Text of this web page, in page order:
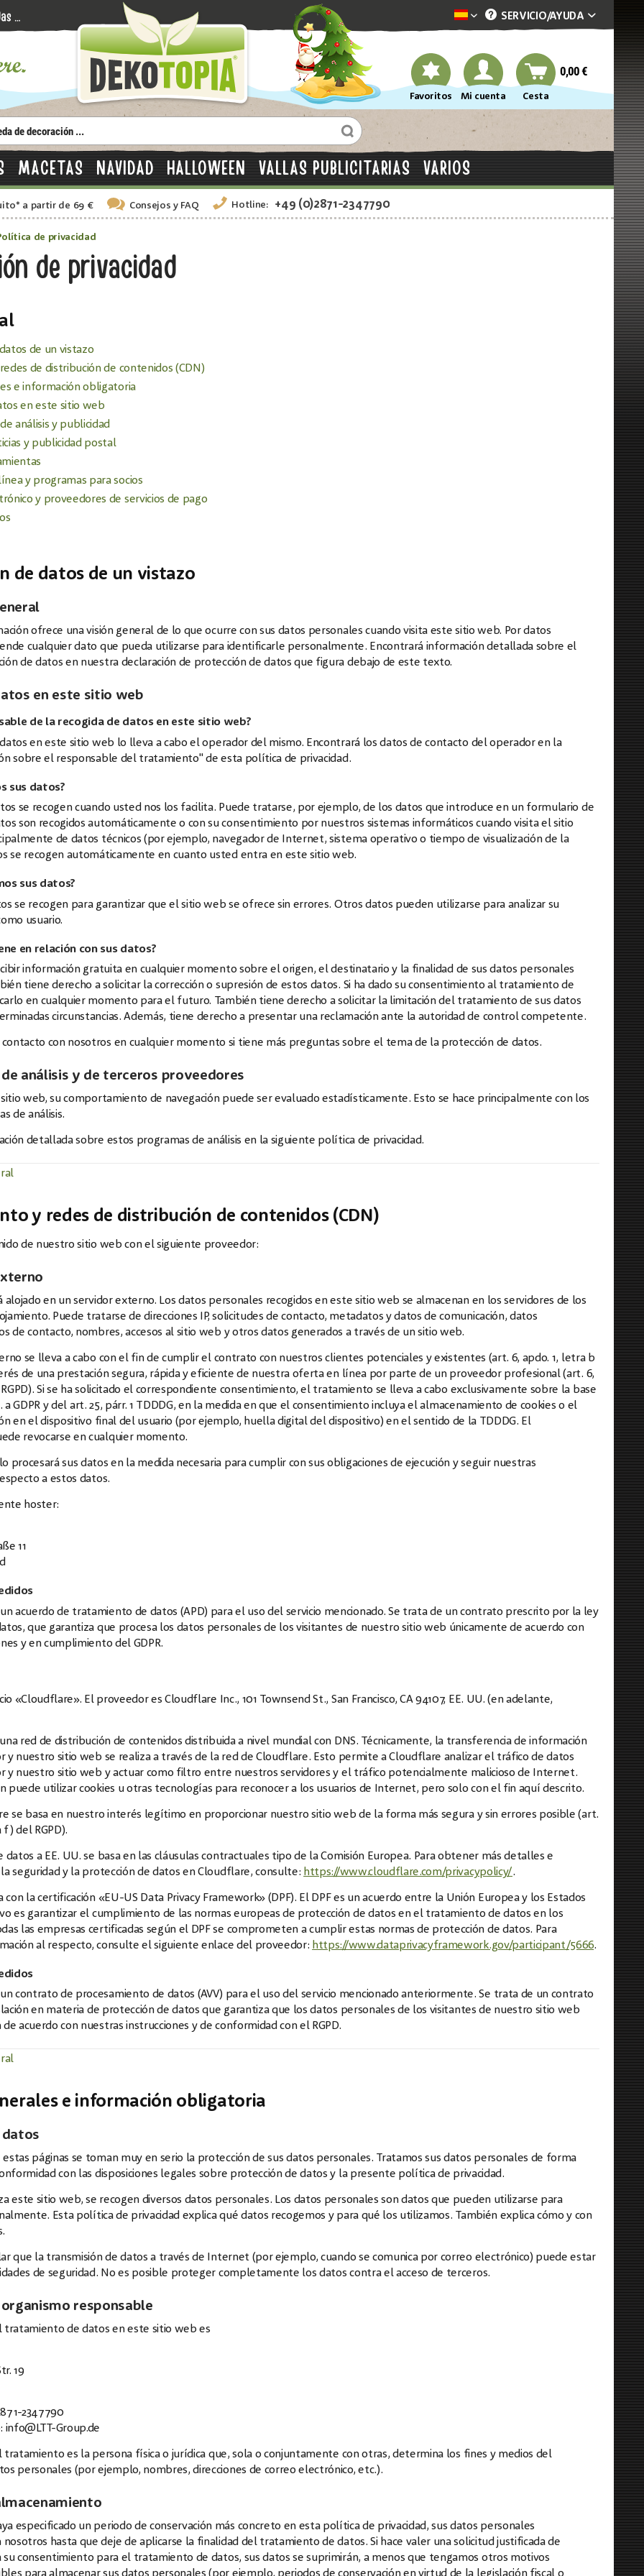
Dekotopia spanisch
SERVICIO/AYUDA
Favoritos Mi cuenta Cesta
0,00 €
MACETAS NAVIDAD HALLOWEEN VALLAS PUBLICITARIAS VARIOS
* a partir de 69 € Consejos y FAQ Hotline: +49 (0)2871-2347790
de privacidad
de privacidad
de un vistazo
de distribución de contenidos (CDN)
e información obligatoria
en este sitio web
análisis y publicidad
y publicidad postal
y programas para socios
y proveedores de servicios de pago
de datos de un vistazo
ofrece una visión general de lo que ocurre con sus datos personales cuando visita este sitio web. Por datos
cualquier dato que pueda utilizarse para identificarle personalmente. Encontrará información detallada sobre el
de datos en nuestra declaración de protección de datos que figura debajo de este texto.
en este sitio web
de la recogida de datos en este sitio web?
en este sitio web lo lleva a cabo el operador del mismo. Encontrará los datos de contacto del operador en la
sobre el responsable del tratamiento" de esta política de privacidad.
sus datos?
se recogen cuando usted nos los facilita. Puede tratarse, por ejemplo, de los datos que introduce en un formulario de
son recogidos automáticamente o con su consentimiento por nuestros sistemas informáticos cuando visita el sitio
de datos técnicos (por ejemplo, navegador de Internet, sistema operativo o tiempo de visualización de la
se recogen automáticamente en cuanto usted entra en este sitio web.
sus datos?
se recogen para garantizar que el sitio web se ofrece sin errores. Otros datos pueden utilizarse para analizar su
usuario.
en relación con sus datos?
información gratuita en cualquier momento sobre el origen, el destinatario y la finalidad de sus datos personales
tiene derecho a solicitar la corrección o supresión de estos datos. Si ha dado su consentimiento al tratamiento de
en cualquier momento para el futuro. También tiene derecho a solicitar la limitación del tratamiento de sus datos
circunstancias. Además, tiene derecho a presentar una reclamación ante la autoridad de control competente.
con nosotros en cualquier momento si tiene más preguntas sobre el tema de la protección de datos.
análisis y de terceros proveedores
web, su comportamiento de navegación puede ser evaluado estadísticamente. Esto se hace principalmente con los
de análisis.
detallada sobre estos programas de análisis en la siguiente política de privacidad.
y redes de distribución de contenidos (CDN)
de nuestro sitio web con el siguiente proveedor:
en un servidor externo. Los datos personales recogidos en este sitio web se almacenan en los servidores de los
Puede tratarse de direcciones IP, solicitudes de contacto, metadatos y datos de comunicación, datos
de contacto, nombres, accesos al sitio web y otros datos generados a través de un sitio web.
se lleva a cabo con el fin de cumplir el contrato con nuestros clientes potenciales y existentes (art. 6, apdo. 1, letra b
de una prestación segura, rápida y eficiente de nuestra oferta en línea por parte de un proveedor profesional (art. 6,
Si se ha solicitado el correspondiente consentimiento, el tratamiento se lleva a cabo exclusivamente sobre la base
a GDPR y del art. 25, párr. 1 TDDDG, en la medida en que el consentimiento incluya el almacenamiento de cookies o el
en el dispositivo final del usuario (por ejemplo, huella digital del dispositivo) en el sentido de la TDDDG. El
revocarse en cualquier momento.
procesará sus datos en la medida necesaria para cumplir con sus obligaciones de ejecución y seguir nuestras
a estos datos.
hoster:
11
acuerdo de tratamiento de datos (APD) para el uso del servicio mencionado. Se trata de un contrato prescrito por la ley
que garantiza que procesa los datos personales de los visitantes de nuestro sitio web únicamente de acuerdo con
y en cumplimiento del GDPR.
«Cloudflare». El proveedor es Cloudflare Inc., 101 Townsend St., San Francisco, CA 94107, EE. UU. (en adelante,
red de distribución de contenidos distribuida a nivel mundial con DNS. Técnicamente, la transferencia de información
y nuestro sitio web se realiza a través de la red de Cloudflare. Esto permite a Cloudflare analizar el tráfico de datos
y nuestro sitio web y actuar como filtro entre nuestros servidores y el tráfico potencialmente malicioso de Internet.
puede utilizar cookies u otras tecnologías para reconocer a los usuarios de Internet, pero solo con el fin aquí descrito.
se basa en nuestro interés legítimo en proporcionar nuestro sitio web de la forma más segura y sin errores posible (art.
del RGPD).
datos a EE. UU. se basa en las cláusulas contractuales tipo de la Comisión Europea. Para obtener más detalles e
seguridad y la protección de datos en Cloudflare, consulte: https://www.cloudflare.com/privacypolicy/.
con la certificación «EU-US Data Privacy Framework» (DPF). El DPF es un acuerdo entre la Unión Europea y los Estados
es garantizar el cumplimiento de las normas europeas de protección de datos en el tratamiento de datos en los
las empresas certificadas según el DPF se comprometen a cumplir estas normas de protección de datos. Para
al respecto, consulte el siguiente enlace del proveedor: https://www.dataprivacyframework.gov/participant/5666.
contrato de procesamiento de datos (AVV) para el uso del servicio mencionado anteriormente. Se trata de un contrato
en materia de protección de datos que garantiza que los datos personales de los visitantes de nuestro sitio web
acuerdo con nuestras instrucciones y de conformidad con el RGPD.
e información obligatoria
páginas se toman muy en serio la protección de sus datos personales. Tratamos sus datos personales de forma
con las disposiciones legales sobre protección de datos y la presente política de privacidad.
este sitio web, se recogen diversos datos personales. Los datos personales son datos que pueden utilizarse para
Esta política de privacidad explica qué datos recogemos y para qué los utilizamos. También explica cómo y con
que la transmisión de datos a través de Internet (por ejemplo, cuando se comunica por correo electrónico) puede estar
de seguridad. No es posible proteger completamente los datos contra el acceso de terceros.
responsable
tratamiento de datos en este sitio web es
19
2347790
info@LTT-Group.de
es la persona física o jurídica que, sola o conjuntamente con otras, determina los fines y medios del
personales (por ejemplo, nombres, direcciones de correo electrónico, etc.).
especificado un periodo de conservación más concreto en esta política de privacidad, sus datos personales
hasta que deje de aplicarse la finalidad del tratamiento de datos. Si hace valer una solicitud justificada de
su consentimiento para el tratamiento de datos, sus datos se suprimirán, a menos que tengamos otros motivos